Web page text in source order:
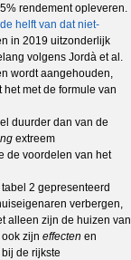
rendement opleveren.
de helft van dat niet-
in 2019 uitzonderlijk
volgens Jordà et al.
wordt aangehouden,
met de formule van
duurder dan van de
extreem
de voordelen van het
2 gepresenteerd
verbergen,
alleen zijn de huizen van
zijn effecten en
de rijkste